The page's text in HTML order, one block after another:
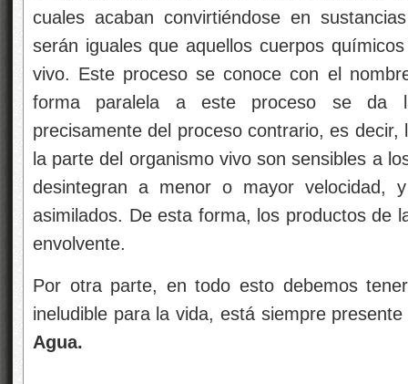
cuales acaban convirtiéndose en
serán iguales que aquellos cuerpos
vivo. Este proceso se conoce con el
forma paralela a este proceso se da
precisamente del proceso contrario, es
la parte del organismo vivo son sensibles a
desintegran a menor o mayor velocidad,
asimilados. De esta forma, los productos de
envolvente.
Por otra parte, en todo esto debemos
ineludible para la vida, está siempre
Agua.